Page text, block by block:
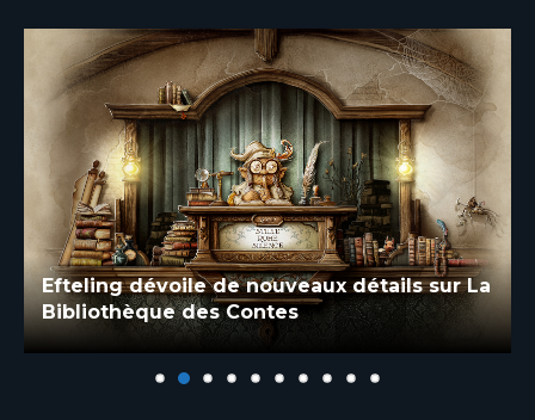
Efteling dévoile de nouveaux détails sur La
Bibliothèque des Contes